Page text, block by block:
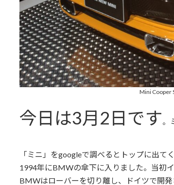
Mini Cooper
今日は3月2日です。
「ミニ」をgoogleで調べるとトップに出て
1994年にBMWの傘下に入りました。当初
BMWはローバーを切り離し、ドイツで開